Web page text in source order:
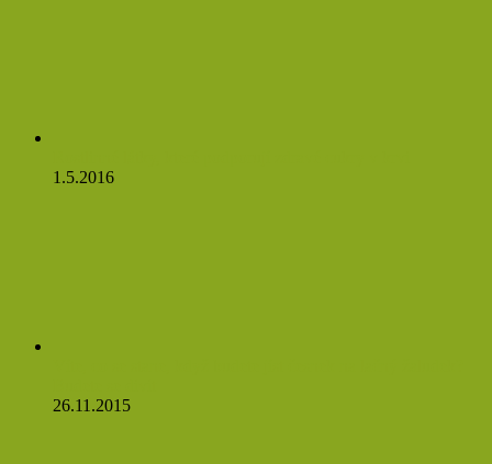
1.5.2016
26.11.2015